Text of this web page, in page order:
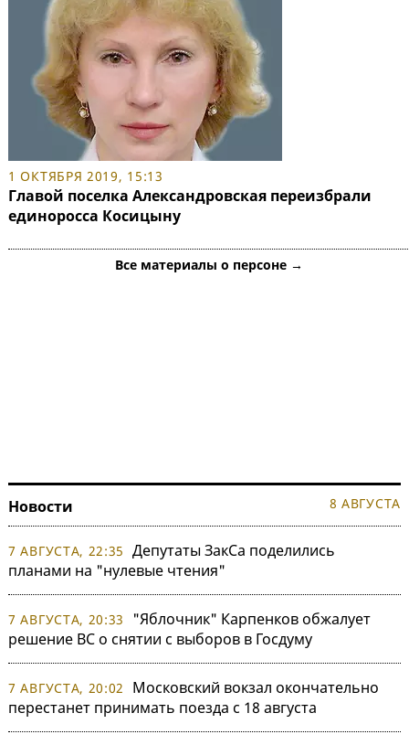
1 ОКТЯБРЯ 2019, 15:13
Главой поселка Александровская переизбрали
единоросса Косицыну
Все материалы о персоне →
Новости 8 АВГУСТА
7 АВГУСТА, 22:35 Депутаты ЗакСа поделились
планами на "нулевые чтения"
7 АВГУСТА, 20:33
"Яблочник" Карпенков обжалует
решение ВС о снятии с выборов в Госдуму
7 АВГУСТА, 20:02
Московский вокзал окончательно
перестанет принимать поезда с 18 августа